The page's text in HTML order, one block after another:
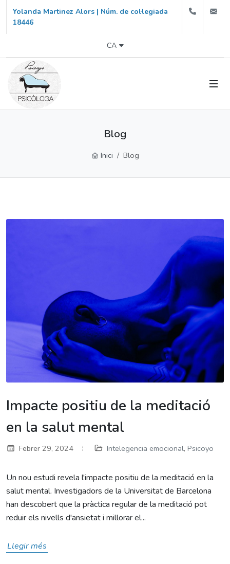
Yolanda Martinez Alors | Núm. de col·legiada
18446
CA
Blog
Inici Blog
Impacte positiu de la meditació
en la salut mental
Febrer 29, 2024 Intelegencia emocional, Psicoyo
Un nou estudi revela l'impacte positiu de la meditació en la
salut mental. Investigadors de la Universitat de Barcelona
han descobert que la pràctica regular de la meditació pot
reduir els nivells d'ansietat i millorar el...
Llegir més